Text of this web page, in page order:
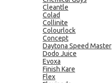
Cleantle
Colad
Collinite
Colourlock
Concept
Daytona Speed Master
Dodo Juice
Evoxa
Finish Kare
Flex